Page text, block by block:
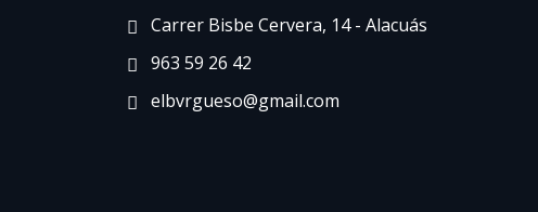
Carrer Bisbe Cervera, 14 - Alacuás
963 59 26 42
elbvrgueso@gmail.com